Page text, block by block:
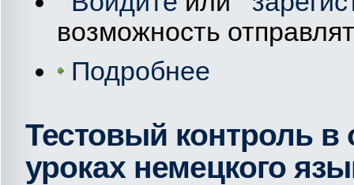
возможность
Подробнее
Тестовый контроль
уроках немецкого